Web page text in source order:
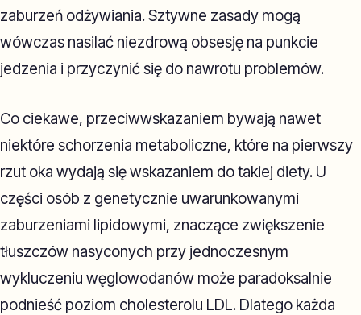
zaburzeń odżywiania. Sztywne zasady mogą
wówczas nasilać niezdrową obsesję na punkcie
jedzenia i przyczynić się do nawrotu problemów.
Co ciekawe, przeciwwskazaniem bywają nawet
niektóre schorzenia metaboliczne, które na pierwszy
rzut oka wydają się wskazaniem do takiej diety. U
części osób z genetycznie uwarunkowanymi
zaburzeniami lipidowymi, znaczące zwiększenie
tłuszczów nasyconych przy jednoczesnym
wykluczeniu węglowodanów może paradoksalnie
podnieść poziom cholesterolu LDL. Dlatego każda